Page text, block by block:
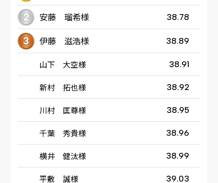
安藤 瑠希様 38.78
伊藤 滋浩様 38.89
山下 大空様 38.91
新村 拓也様 38.92
川村 匡尊様 38.95
千葉 秀貴様 38.96
横井 健汰様 38.99
平敷 誠様 39.03